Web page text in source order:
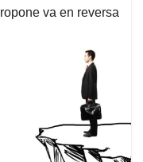
va en reversa